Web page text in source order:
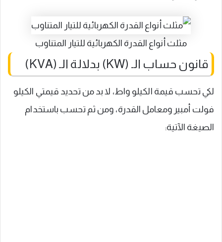
مثلث أنواع القدرة الكهربائية للتيار المتناوب
قانون حساب الـ (KW) بدلالة الـ (KVA)
لكي تحسب قيمة الكيلو واط، لا بد من تحديد قيمتي الكيلو
فولت أمبير ومعامل القدرة، ومن ثم تحسب باستخدام
الصيغة الآتية: